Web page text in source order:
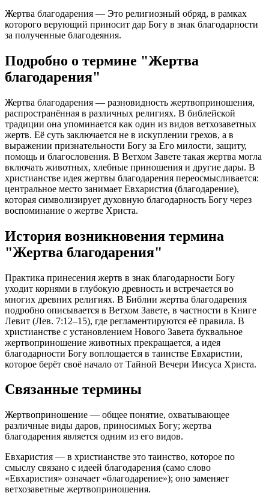
Жертва благодарения — Это религиозный обряд, в рамках
которого верующий приносит дар Богу в знак благодарности
за полученные благодеяния.
Подробно о термине "Жертва
благодарения"
Жертва благодарения — разновидность жертвоприношения,
распространённая в различных религиях. В библейской
традиции она упоминается как один из видов ветхозаветных
жертв. Её суть заключается не в искуплении грехов, а в
выражении признательности Богу за Его милости, защиту,
помощь и благословения. В Ветхом Завете такая жертва могла
включать животных, хлебные приношения и другие дары. В
христианстве идея жертвы благодарения переосмысливается:
центральное место занимает Евхаристия (благодарение),
которая символизирует духовную благодарность Богу через
воспоминание о жертве Христа.
История возникновения термина
"Жертва благодарения"
Практика принесения жертв в знак благодарности Богу
уходит корнями в глубокую древность и встречается во
многих древних религиях. В Библии жертва благодарения
подробно описывается в Ветхом Завете, в частности в Книге
Левит (Лев. 7:12–15), где регламентируются её правила. В
христианстве с установлением Нового Завета буквальное
жертвоприношение животных прекращается, а идея
благодарности Богу воплощается в таинстве Евхаристии,
которое берёт своё начало от Тайной Вечери Иисуса Христа.
Связанные термины
Жертвоприношение — общее понятие, охватывающее
различные виды даров, приносимых Богу; жертва
благодарения является одним из его видов.
Евхаристия — в христианстве это таинство, которое по
смыслу связано с идеей благодарения (само слово
«Евхаристия» означает «благодарение»); оно заменяет
ветхозаветные жертвоприношения.